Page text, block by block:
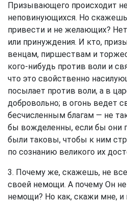
Призывающего происходит
неповинующихся. Но
привести и не желающих?
или принуждения. И кто,
венцам, пиршествам и
кого-нибудь против воли и
что это свойственно
посылает против воли, а в
добровольно; в огонь ведет
бесчисленным благам — не
бы вожделенны, если бы они
были таковы, чтобы к ним
по сознанию великого их
3. Почему же, скажешь, не
своей немощи. А почему Он не
немощи? Но как, скажи мне,